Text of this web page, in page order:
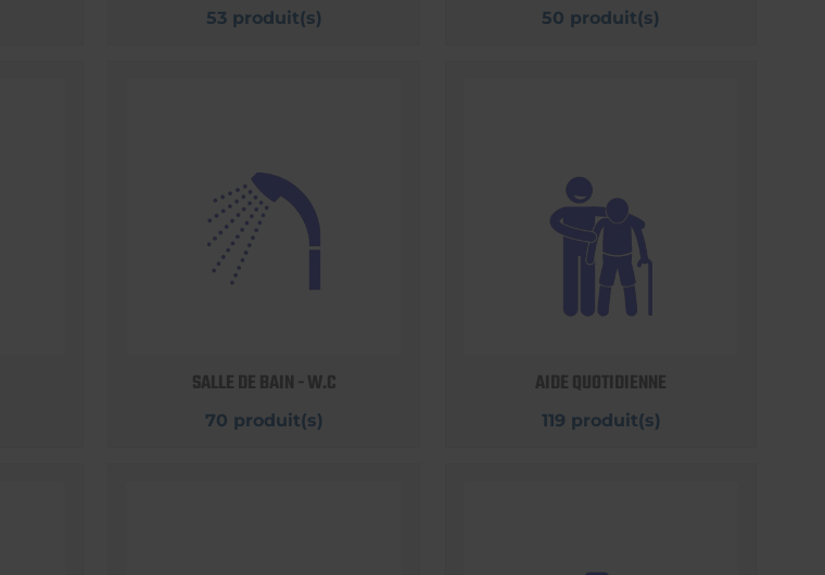
53 produit(s) 50 produit(s)
SALLE DE BAIN - W.C
70 produit(s)
AIDE QUOTIDIENNE
119 produit(s)